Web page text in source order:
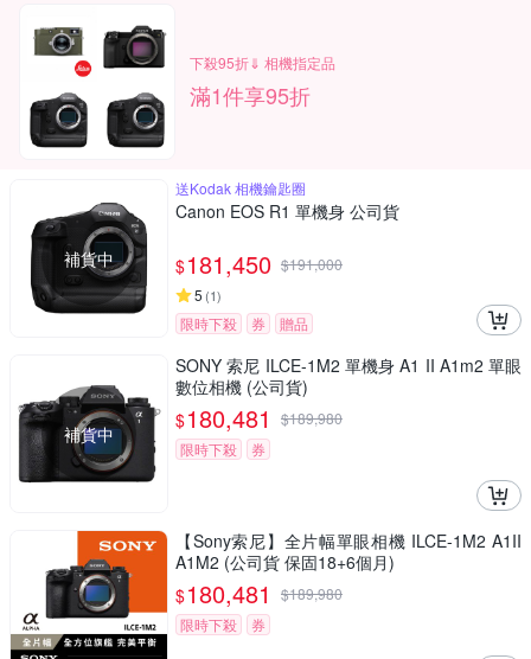
下殺95折⇓ 相機指定品
滿1件享95折
補貨中
送Kodak 相機鑰匙圈
Canon EOS R1 單機身 公司貨
$181,450 $191,000
5 (1)
限時下殺 券 贈品
補貨中
SONY 索尼 ILCE-1M2 單機身 A1 II A1m2 單眼
數位相機 (公司貨)
$180,481 $189,980
限時下殺
券
【Sony索尼】全片幅單眼相機 ILCE-1M2 A1II
A1M2 (公司貨 保固18+6個月)
$180,481 $189,980
限時下殺
券